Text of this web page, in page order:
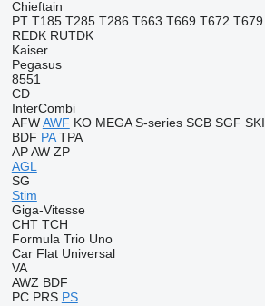
Chieftain
PT T185 T285 T286 T663 T669 T672 T679
REDK RUTDK
Kaiser
Pegasus
8551
CD
InterCombi
AFW AWF KO MEGA S-series SCB SGF SKI
BDF PA TPA
AP AW ZP
AGL
SG
Stim
Giga-Vitesse
CHT TCH
Formula Trio Uno
Car Flat Universal
VA
AWZ BDF
PC PRS PS